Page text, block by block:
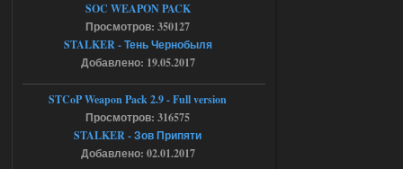
AndreySA
[05.08.26
20:23:10.934] [17468]
FATAL ERROR
[error]Expression : FATAL ERROR
[error]Function :
CScriptEngine::lua_pcall_failed
[error]File : D:\a\OGSR-
Engine\OGSR-
Engine\ogsr_engine\COMMON_AI\scrip
SOC WEAPON PACK
Просмотров: 350127
STALKER - Тень Чернобыля
Добавлено: 19.05.2017
STCoP Weapon Pack 2.9 - Full version
Просмотров: 316575
STALKER - Зов Припяти
Добавлено: 02.01.2017